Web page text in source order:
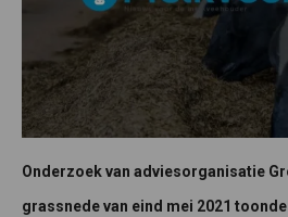
Onderzoek van adviesorganisatie
grassnede van eind mei 2021